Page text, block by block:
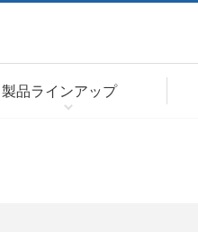
製品ラインアップ